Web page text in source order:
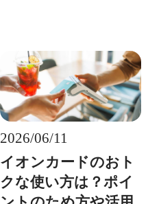
2026/06/11
イオンカードのおト
クな使い方は？ポイ